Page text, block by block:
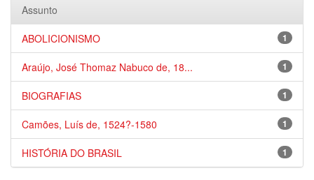
Assunto
1
ABOLICIONISMO
1
Araújo, José Thomaz Nabuco de, 18...
1
BIOGRAFIAS
1
Camões, Luís de, 1524?-1580
1
HISTÓRIA DO BRASIL